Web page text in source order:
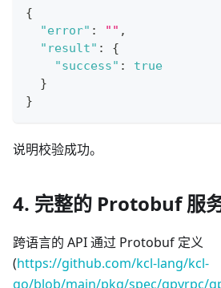
{
"error" : "" ,
"result" :
{
"success" :
true
}
}
说明校验成功。
4. 完整的 Protobuf 服
跨语言的 API 通过 Protobuf 定义
(https://github.com/kcl-lang/kcl-
go/blob/main/pkg/spec/gpyrpc/